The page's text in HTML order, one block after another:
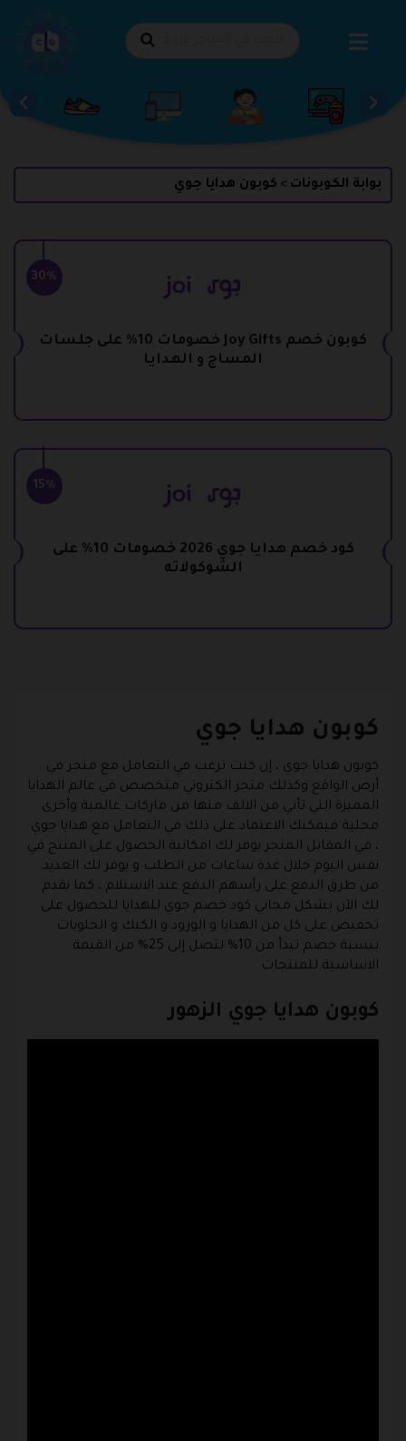
بوابة الكوبونات > كوبون هدايا جوي
30%
كوبون خصم Joy Gifts خصومات 10% على جلسات
المساج و الهدايا
15%
كود خصم هدايا جوي 2026 خصومات 10% على
الشوكولاته
كوبون هدايا جوي
كوبون هدايا جوي ، إن كنت ترغب في التعامل مع متجر في
أرض الواقع وكذلك متجر الكتروني متخصص في عالم الهدايا
المميزة التي تأتي من الالف منها من ماركات عالمية وأخرى
محلية فيمكنك الاعتماد على ذلك في التعامل مع هدايا جوي
، في المقابل المتجر يوفر لك امكانية الحصول على المنتج في
نفس اليوم خلال عدة ساعات من الطلب و يوفر لك العديد
من طرق الدفع على رأسهم الدفع عند الاستلام ، كما نقدم
لك الآن بشكل مجاني كود خصم جوي للهدايا للحصول على
تخفيض على كل من الهدايا و الورود و الكيك و الحلويات
بنسبة خصم تبدأ من 10% لتصل إلى 25% من القيمة
الاساسية للمنتجات .
كوبون هدايا جوي الزهور